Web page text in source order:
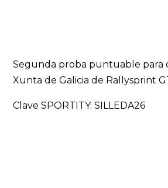
Segunda proba puntuable para
Xunta de Galicia de Rallysprint
Clave SPORTITY: SILLEDA26